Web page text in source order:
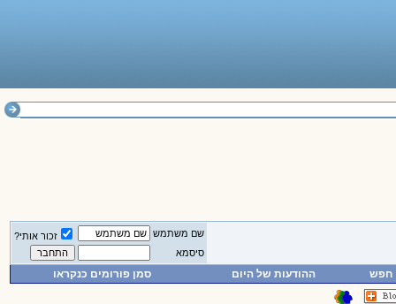
שם משתמש
זכור אותי?
סיסמא
חפש ההודעות של היום סמן פורומים כנקראו